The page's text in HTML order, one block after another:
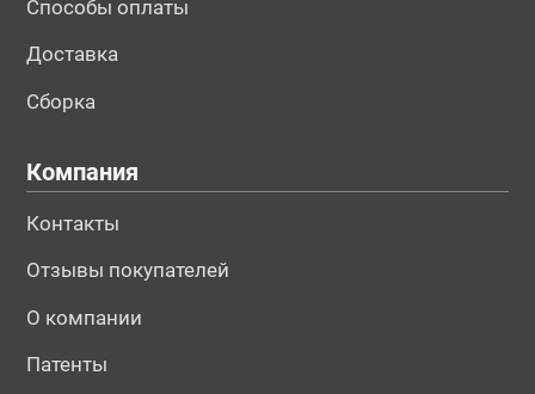
Способы оплаты
Доставка
Сборка
Компания
Контакты
Отзывы покупателей
О компании
Патенты